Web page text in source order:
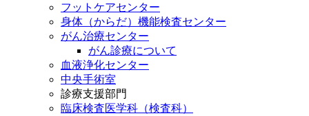
フットケアセンター
身体（からだ）機能検査センター
がん治療センター
がん診療について
血液浄化センター
中央手術室
診療支援部門
臨床検査医学科（検査科）